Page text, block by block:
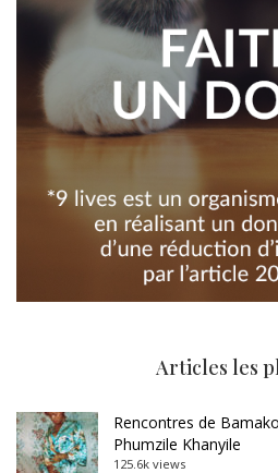
Articles les
Rencontres de
Phumzile Khanyile
125.6k views